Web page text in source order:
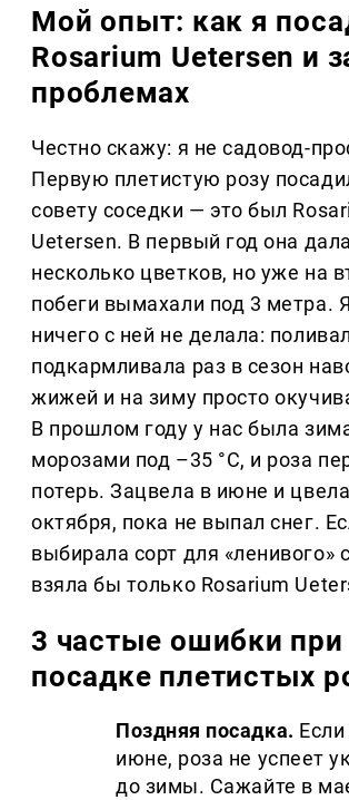
Мой опыт: как я
Rosarium Uetersen и
проблемах
Честно скажу: я не садовод-
Первую плетистую розу
совету соседки — это был
Uetersen. В первый год она
несколько цветков, но уже на
побеги вымахали под 3 метра.
ничего с ней не делала:
подкармливала раз в сезон
жижей и на зиму просто
В прошлом году у нас была
морозами под –35 °C, и роза
потерь. Зацвела в июне и
октября, пока не выпал снег.
выбирала сорт для «ленивого»
взяла бы только Rosarium
3 частые ошибки при
посадке плетистых
Поздняя посадка.
июне, роза не успеет
до зимы. Сажайте в